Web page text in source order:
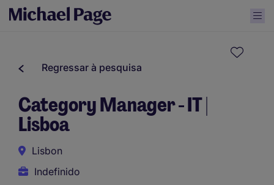
Regressar à pesquisa
Category Manager - IT |
Lisboa
Lisbon
Indefinido